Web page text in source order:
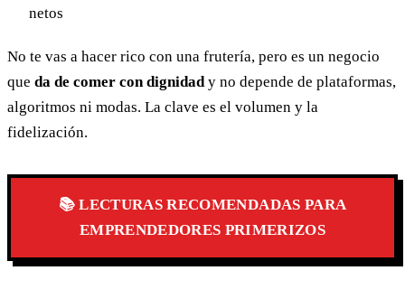
netos
No te vas a hacer rico con una frutería, pero es un negocio
que da de comer con dignidady no depende de plataformas,
algoritmos ni modas. La clave es el volumen y la
fidelización.
📚 LECTURAS RECOMENDADAS PARA
EMPRENDEDORES PRIMERIZOS